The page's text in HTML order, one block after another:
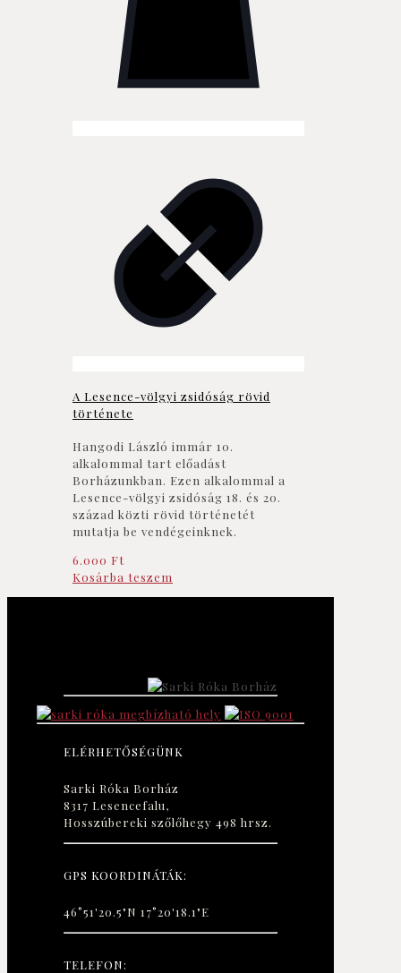
A Lesence-völgyi zsidóság rövid
története
Hangodi László immár 10.
alkalommal tart előadást
Borházunkban. Ezen alkalommal a
Lesence-völgyi zsidóság 18. és 20.
század közti rövid történetét
mutatja be vendégeinknek.
6.000 Ft
Kosárba teszem
ELÉRHETŐSÉGÜNK
Sarki Róka Borház
8317 Lesencefalu,
Hosszúbereki szőlőhegy 498 hrsz.
GPS KOORDINÁTÁK:
46°51'20.5"N 17°20'18.1"E
TELEFON: